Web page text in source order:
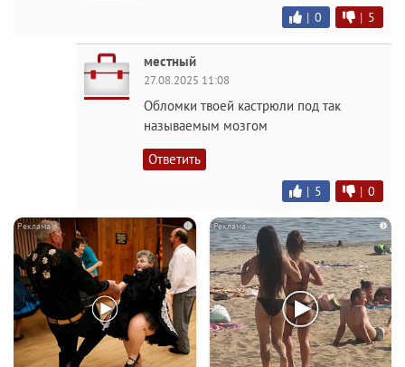
| 0 | 5
местный
27.08.2025 11:08
Обломки твоей кастрюли под так
называемым мозгом
Ответить
| 5 | 0
i i